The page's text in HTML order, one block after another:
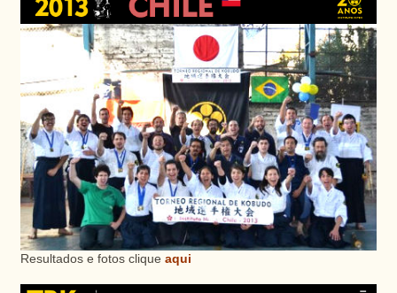
Resultados e fotos clique aqui